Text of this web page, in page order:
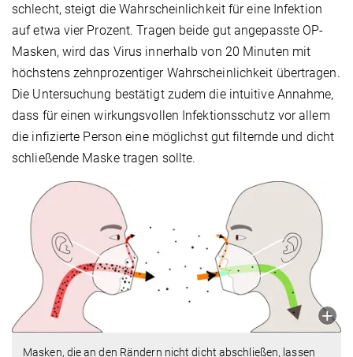
schlecht, steigt die Wahrscheinlichkeit für eine Infektion
auf etwa vier Prozent. Tragen beide gut angepasste OP-
Masken, wird das Virus innerhalb von 20 Minuten mit
höchstens zehnprozentiger Wahrscheinlichkeit übertragen.
Die Untersuchung bestätigt zudem die intuitive Annahme,
dass für einen wirkungsvollen Infektionsschutz vor allem
die infizierte Person eine möglichst gut filternde und dicht
schließende Maske tragen sollte.
Masken, die an den Rändern nicht dicht abschließen, lassen